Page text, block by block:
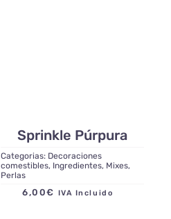
Sprinkle Púrpura
Categorias: Decoraciones
comestibles, Ingredientes, Mixes,
Perlas
6,00€ IVA Incluido